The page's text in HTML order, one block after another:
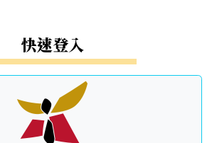
快速登入